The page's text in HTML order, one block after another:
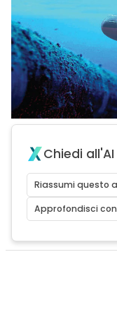
Chiedi all'AI
Riassumi questo
Approfondisci